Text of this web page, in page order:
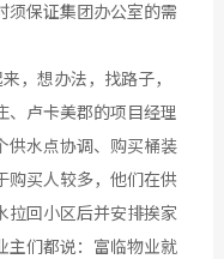
须保证集团办公室的需
，想办法，找路子，
、卢卡美郡的项目经理
供水点协调、购买桶装
购买人较多，他们在供
拉回小区后并安排挨家
主们都说：富临物业就